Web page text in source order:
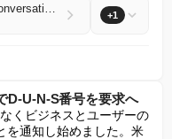
ChatGPT Ads Business Agent Conversation Campaign Type +1
D-U-N-S番号を要求へ
くビジネスとユーザーの
を通知し始めました。米